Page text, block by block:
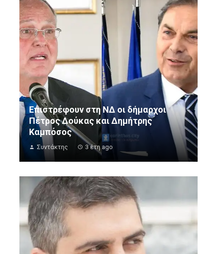
Επιστρέφουν στη ΝΔ οι δήμαρχοι
Πέτρος Δούκας και Δημήτρης
Καμπόσος
Συντάκτης 3 έτη ago